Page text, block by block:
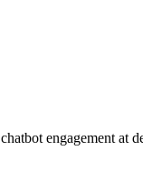
engagement at